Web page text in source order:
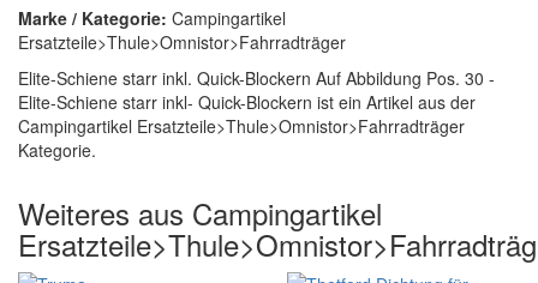
Marke / Kategorie: Campingartikel
Ersatzteile>Thule>Omnistor>Fahrradträger
Elite-Schiene starr inkl. Quick-Blockern Auf Abbildung Pos. 30 -
Elite-Schiene starr inkl- Quick-Blockern ist ein Artikel aus der
Campingartikel Ersatzteile>Thule>Omnistor>Fahrradträger
Kategorie.
Weiteres aus Campingartikel